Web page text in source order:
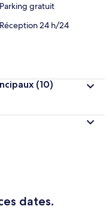
Parking gratuit
Réception 24 h/24
(10)
dates.